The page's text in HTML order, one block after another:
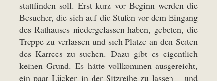
stattfinden soll. Erst kurz vor Beginn werden die
Besucher, die sich auf die Stufen vor dem Eingang
des Rathauses niedergelassen haben, gebeten, die
Treppe zu verlassen und sich Plätze an den Seiten
des Karrees zu suchen. Dazu gibt es eigentlich
keinen Grund. Es hätte vollkommen ausgereicht,
ein paar Lücken in der Sitzreihe zu lassen – und